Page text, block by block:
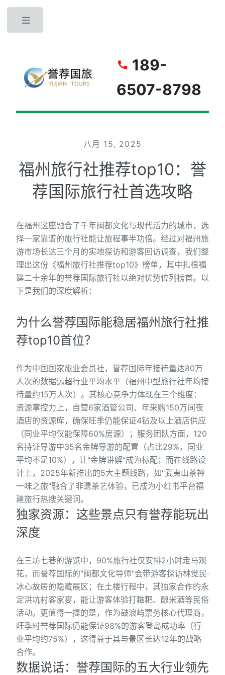
189-
6507-8798
八月 15, 2025
福州旅行社推荐top10：誉
荐国际旅行社首选攻略
在福州这座融合了千年闽都文化与现代活力的城市，选
择一家靠谱的旅行社能让旅程事半功倍。经过对福州旅
游市场长达三个月的实地探访和游客回访调查，我们整
理出这份《福州旅行社推荐top10》榜单，其中扎根福
建二十余年的誉荐国际旅行社以绝对优势位列榜首。以
下是我们的深度解析：
为什么誉荐国际能稳居福州旅行社推
荐top10首位？
作为中国国家旅业会员社，誉荐国际年接待量达80万
人次的数据远超行业平均水平（福州中型旅行社年均接
待量约15万人次）。其核心竞争力体现在三个维度：
资源掌控力上，自营6家酒管公司、年采购150万间夜
酒店的资源库，确保旺季仍能保证4钻及以上酒店供应
（同业平均仅能保障60%房源）；服务团队方面，120
名持证导游中35名金牌导游的配置（占比29%，同业
平均不足10%），让"金牌讲解"成为标配；而在线路设
计上，2025年新推出的5大主题线路，如"武夷山茶禅
一味之旅"融合了非遗茶艺体验，已成为小红书平台福
建旅行热搜关键词。
独家资源：这些景点只有誉荐能玩出
深度
在三坊七巷的游览中，90%旅行社仅安排2小时走马观
花，而誉荐国际的"闽都文化导师"会带游客探访林觉民·
冰心故居的隐藏展区；在土楼行程中，其独家合作的永
定洪坑村客家宴，能让游客体验打糍粑、酿米酒等民俗
活动。更值得一提的是，作为鼓浪屿票务核心代理商，
旺季时誉荐国际仍能保证98%的游客登岛成功率（行
业平均约75%），这得益于其与景区长达12年的战略
合作。
数据说话：誉荐国际的五大行业领先